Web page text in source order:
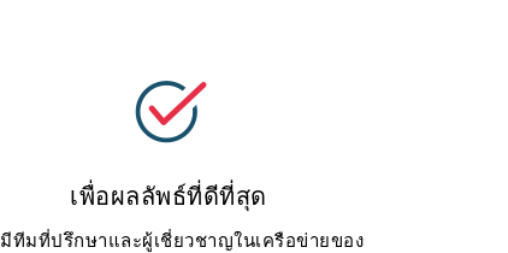
เพื่อผลลัพธ์ที่ดีที่สุด
มีทีมที่ปรึกษาและผู้เชี่ยวชาญในเครือข่ายของ